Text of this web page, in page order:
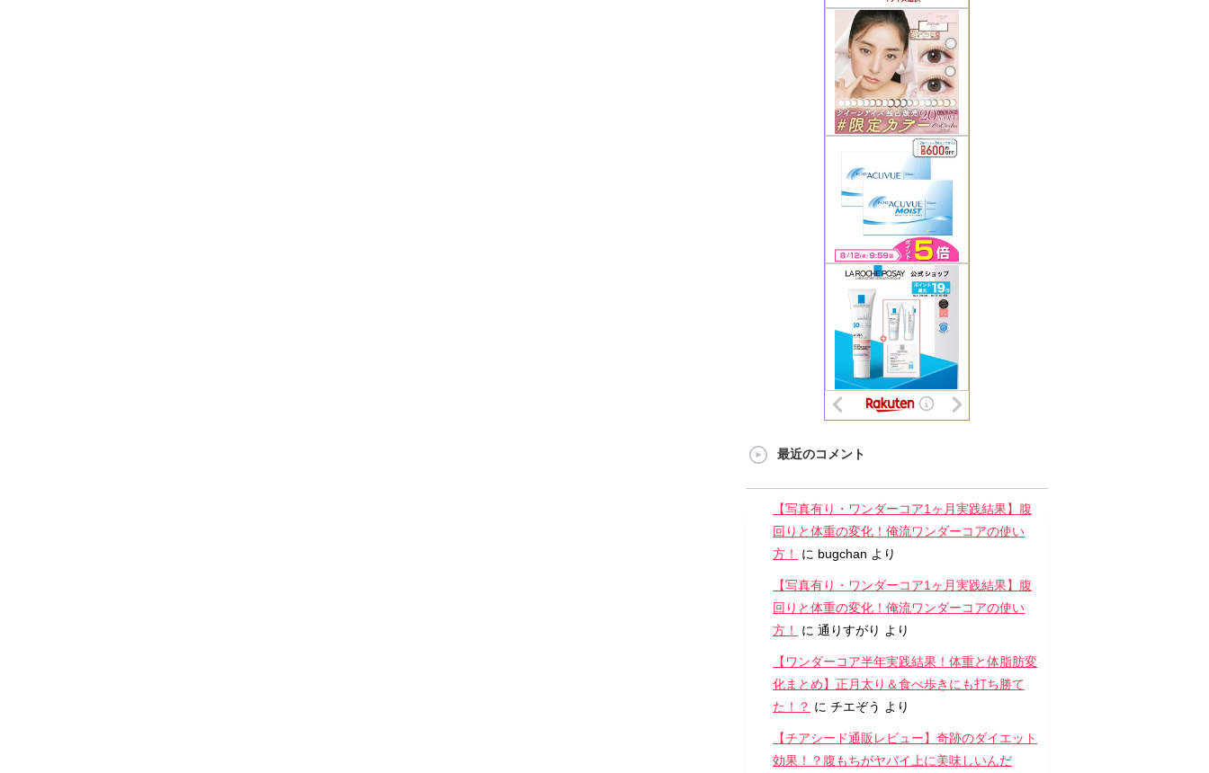
最近のコメント
【写真有り・ワンダーコア1ヶ月実践結果】腹
回りと体重の変化！俺流ワンダーコアの使い
方！
に bugchan より
【写真有り・ワンダーコア1ヶ月実践結果】腹
回りと体重の変化！俺流ワンダーコアの使い
方！
に 通りすがり より
【ワンダーコア半年実践結果！体重と体脂肪変
化まとめ】正月太り＆食べ歩きにも打ち勝て
た！？ に チエぞう より
【チアシード通販レビュー】奇跡のダイエット
効果！？腹もちがヤバイ上に美味しいんだ